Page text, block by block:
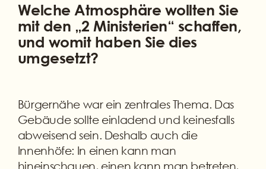
Welche Atmosphäre wollten Sie
mit den „2 Ministerien“ schaffen,
und womit haben Sie dies
umgesetzt?
Bürgernähe war ein zentrales Thema. Das
Gebäude sollte einladend und keinesfalls
abweisend sein. Deshalb auch die
Innenhöfe: In einen kann man
hineinschauen, einen kann man betreten,